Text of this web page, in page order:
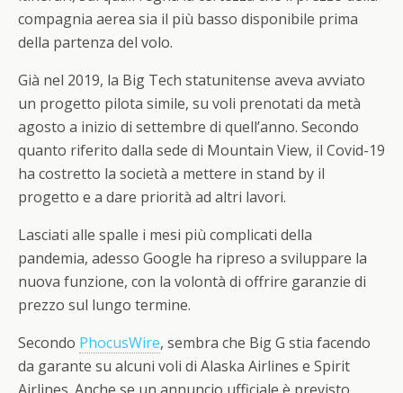
compagnia aerea sia il più basso disponibile prima
della partenza del volo.
Già nel 2019, la Big Tech statunitense aveva avviato
un progetto pilota simile, su voli prenotati da metà
agosto a inizio di settembre di quell’anno. Secondo
quanto riferito dalla sede di Mountain View, il Covid-19
ha costretto la società a mettere in stand by il
progetto e a dare priorità ad altri lavori.
Lasciati alle spalle i mesi più complicati della
pandemia, adesso Google ha ripreso a sviluppare la
nuova funzione, con la volontà di offrire garanzie di
prezzo sul lungo termine.
Secondo PhocusWire, sembra che Big G stia facendo
da garante su alcuni voli di Alaska Airlines e Spirit